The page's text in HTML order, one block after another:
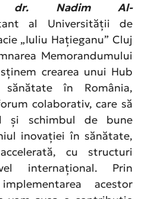
dr. Nadim Al-
al Universității de
„Iuliu Hațieganu” Cluj
Memorandumului
crearea unui Hub
în România,
colaborativ, care să
și schimbul de bune
inovației în sănătate,
cu structuri
internațional. Prin
acestor